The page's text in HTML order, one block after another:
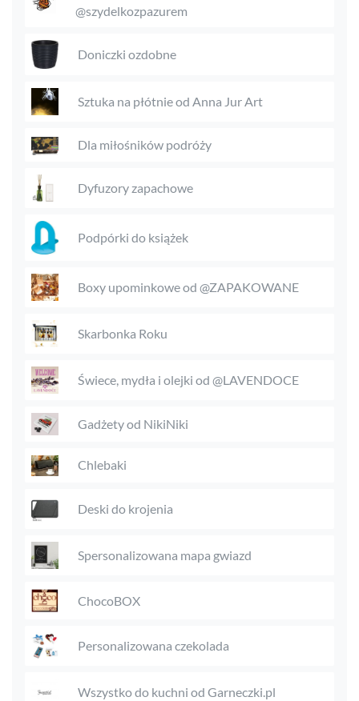
@szydelkozpazurem
Doniczki ozdobne
Sztuka na płótnie od Anna Jur Art
Dla miłośników podróży
Dyfuzory zapachowe
Podpórki do książek
Boxy upominkowe od @ZAPAKOWANE
Skarbonka Roku
Świece, mydła i olejki od @LAVENDOCE
Gadżety od NikiNiki
Chlebaki
Deski do krojenia
Spersonalizowana mapa gwiazd
ChocoBOX
Personalizowana czekolada
Wszystko do kuchni od Garneczki.pl